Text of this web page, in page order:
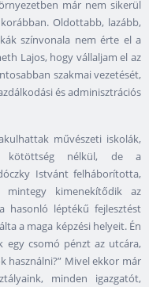
már nem sikerül
Oldottabb, lazább,
színvonala nem érte el a
Lajos, hogy vállaljam el az
szakmai vezetését,
és adminisztrációs
művészeti iskolák,
kötöttség nélkül, de a
Istvánt felháborította,
kimenekítődik az
hasonló léptékű fejlesztést
a maga képzési helyeit. Én
egy csomó pénzt az utcára,
használni?” Mivel ekkor már
minden igazgatót,